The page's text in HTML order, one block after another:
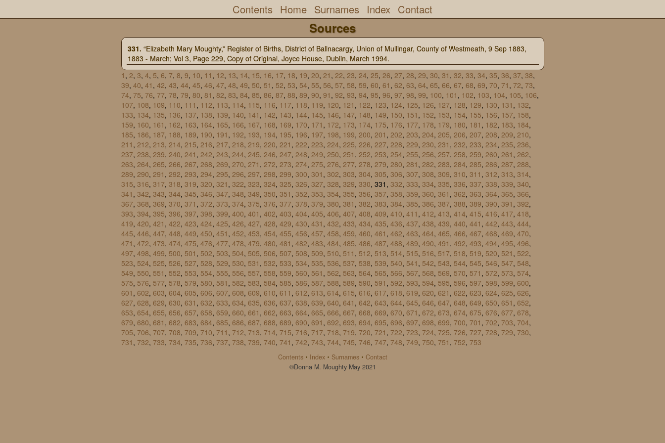
Contents Home Surnames Index Contact
Sources
331. “Elizabeth Mary Moughty,” Register of Births, District of Ballnacargy, Union of Mullingar, County of Westmeath, 9 Sep 1883,
1883 - March; Vol 3, Page 229, Copy of Original, Joyce House, Dublin, March 1994.
1 , 2, 3, 4, 5, 6, 7, 8, 9, 10, 11 , 12, 13, 14, 15, 16, 17, 18, 19, 20, 21 , 22, 23, 24, 25, 26, 27, 28, 29, 30, 31 , 32, 33, 34, 35, 36, 37, 38,
39, 40, 41 , 42, 43, 44, 45, 46, 47, 48, 49, 50, 51 , 52, 53, 54, 55, 56, 57, 58, 59, 60, 61 , 62, 63, 64, 65, 66, 67, 68, 69, 70, 71 , 72, 73,
74, 75, 76, 77, 78, 79, 80, 81 , 82, 83, 84, 85, 86, 87, 88, 89, 90, 91 , 92, 93, 94, 95, 96, 97, 98, 99, 100, 101 , 102, 103, 104, 105, 106,
107, 108, 109, 110, 111 , 112, 113, 114, 115, 116, 117, 118, 119, 120, 121 , 122, 123, 124, 125, 126, 127, 128, 129, 130, 131 , 132,
133, 134, 135, 136, 137, 138, 139, 140, 141 , 142, 143, 144, 145, 146, 147, 148, 149, 150, 151 , 152, 153, 154, 155, 156, 157, 158,
159, 160, 161 , 162, 163, 164, 165, 166, 167, 168, 169, 170, 171 , 172, 173, 174, 175, 176, 177, 178, 179, 180, 181 , 182, 183, 184,
185, 186, 187, 188, 189, 190, 191 , 192, 193, 194, 195, 196, 197, 198, 199, 200, 201 , 202, 203, 204, 205, 206, 207, 208, 209, 210,
211 , 212, 213, 214, 215, 216, 217, 218, 219, 220, 221 , 222, 223, 224, 225, 226, 227, 228, 229, 230, 231 , 232, 233, 234, 235, 236,
237, 238, 239, 240, 241 , 242, 243, 244, 245, 246, 247, 248, 249, 250, 251 , 252, 253, 254, 255, 256, 257, 258, 259, 260, 261 , 262,
263, 264, 265, 266, 267, 268, 269, 270, 271 , 272, 273, 274, 275, 276, 277, 278, 279, 280, 281 , 282, 283, 284, 285, 286, 287, 288,
289, 290, 291 , 292, 293, 294, 295, 296, 297, 298, 299, 300, 301 , 302, 303, 304, 305, 306, 307, 308, 309, 310, 311 , 312, 313, 314,
315, 316, 317, 318, 319, 320, 321 , 322, 323, 324, 325, 326, 327, 328, 329, 330, 331, 332, 333, 334, 335, 336, 337, 338, 339, 340,
341 , 342, 343, 344, 345, 346, 347, 348, 349, 350, 351 , 352, 353, 354, 355, 356, 357, 358, 359, 360, 361 , 362, 363, 364, 365, 366,
367, 368, 369, 370, 371 , 372, 373, 374, 375, 376, 377, 378, 379, 380, 381 , 382, 383, 384, 385, 386, 387, 388, 389, 390, 391 , 392,
393, 394, 395, 396, 397, 398, 399, 400, 401 , 402, 403, 404, 405, 406, 407, 408, 409, 410, 411 , 412, 413, 414, 415, 416, 417, 418,
419, 420, 421 , 422, 423, 424, 425, 426, 427, 428, 429, 430, 431 , 432, 433, 434, 435, 436, 437, 438, 439, 440, 441 , 442, 443, 444,
445, 446, 447, 448, 449, 450, 451 , 452, 453, 454, 455, 456, 457, 458, 459, 460, 461 , 462, 463, 464, 465, 466, 467, 468, 469, 470,
471 , 472, 473, 474, 475, 476, 477, 478, 479, 480, 481 , 482, 483, 484, 485, 486, 487, 488, 489, 490, 491 , 492, 493, 494, 495, 496,
497, 498, 499, 500, 501 , 502, 503, 504, 505, 506, 507, 508, 509, 510, 511 , 512, 513, 514, 515, 516, 517, 518, 519, 520, 521 , 522,
523, 524, 525, 526, 527, 528, 529, 530, 531 , 532, 533, 534, 535, 536, 537, 538, 539, 540, 541 , 542, 543, 544, 545, 546, 547, 548,
549, 550, 551 , 552, 553, 554, 555, 556, 557, 558, 559, 560, 561 , 562, 563, 564, 565, 566, 567, 568, 569, 570, 571 , 572, 573, 574,
575, 576, 577, 578, 579, 580, 581 , 582, 583, 584, 585, 586, 587, 588, 589, 590, 591 , 592, 593, 594, 595, 596, 597, 598, 599, 600,
601 , 602, 603, 604, 605, 606, 607, 608, 609, 610, 611 , 612, 613, 614, 615, 616, 617, 618, 619, 620, 621 , 622, 623, 624, 625, 626,
627, 628, 629, 630, 631 , 632, 633, 634, 635, 636, 637, 638, 639, 640, 641 , 642, 643, 644, 645, 646, 647, 648, 649, 650, 651 , 652,
653, 654, 655, 656, 657, 658, 659, 660, 661 , 662, 663, 664, 665, 666, 667, 668, 669, 670, 671 , 672, 673, 674, 675, 676, 677, 678,
679, 680, 681 , 682, 683, 684, 685, 686, 687, 688, 689, 690, 691 , 692, 693, 694, 695, 696, 697, 698, 699, 700, 701 , 702, 703, 704,
705, 706, 707, 708, 709, 710, 711 , 712, 713, 714, 715, 716, 717, 718, 719, 720, 721 , 722, 723, 724, 725, 726, 727, 728, 729, 730,
731 , 732, 733, 734, 735, 736, 737, 738, 739, 740, 741 , 742, 743, 744, 745, 746, 747, 748, 749, 750, 751 , 752, 753
Contents · Index · Surnames · Contact
©Donna M. Moughty May 2021